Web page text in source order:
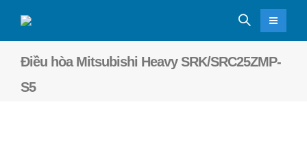
Điều hòa Mitsubishi Heavy SRK/SRC25ZMP-
S5